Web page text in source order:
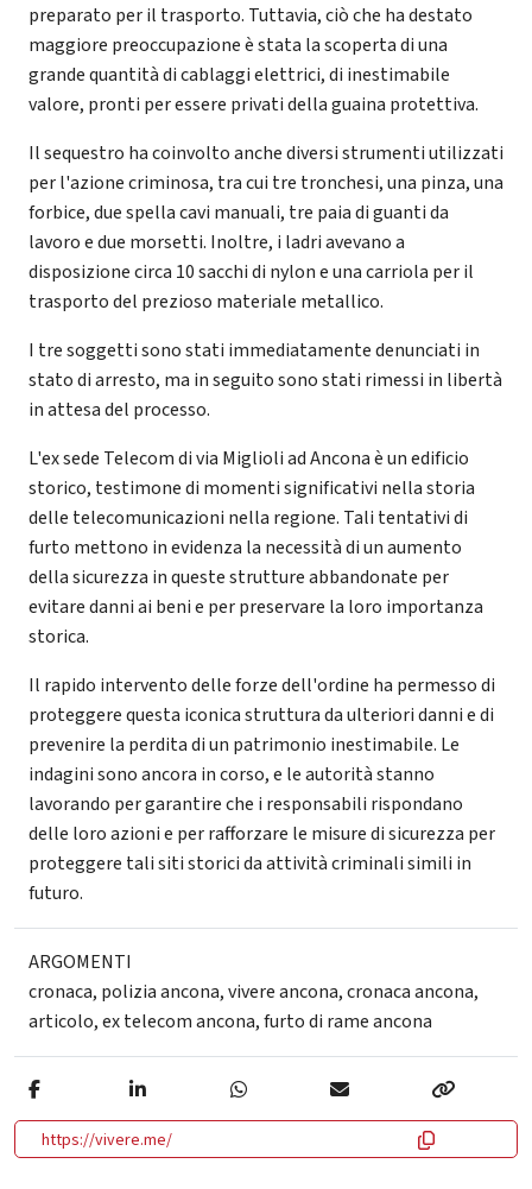
preparato per il trasporto. Tuttavia, ciò che ha destato
maggiore preoccupazione è stata la scoperta di una
grande quantità di cablaggi elettrici, di inestimabile
valore, pronti per essere privati della guaina protettiva.
Il sequestro ha coinvolto anche diversi strumenti utilizzati
per l'azione criminosa, tra cui tre tronchesi, una pinza, una
forbice, due spella cavi manuali, tre paia di guanti da
lavoro e due morsetti. Inoltre, i ladri avevano a
disposizione circa 10 sacchi di nylon e una carriola per il
trasporto del prezioso materiale metallico.
I tre soggetti sono stati immediatamente denunciati in
stato di arresto, ma in seguito sono stati rimessi in libertà
in attesa del processo.
L'ex sede Telecom di via Miglioli ad Ancona è un edificio
storico, testimone di momenti significativi nella storia
delle telecomunicazioni nella regione. Tali tentativi di
furto mettono in evidenza la necessità di un aumento
della sicurezza in queste strutture abbandonate per
evitare danni ai beni e per preservare la loro importanza
storica.
Il rapido intervento delle forze dell'ordine ha permesso di
proteggere questa iconica struttura da ulteriori danni e di
prevenire la perdita di un patrimonio inestimabile. Le
indagini sono ancora in corso, e le autorità stanno
lavorando per garantire che i responsabili rispondano
delle loro azioni e per rafforzare le misure di sicurezza per
proteggere tali siti storici da attività criminali simili in
futuro.
ARGOMENTI
cronaca, polizia ancona,vivere ancona,cronaca ancona,
articolo,ex telecom ancona,furto di rame ancona
https://vivere.me/